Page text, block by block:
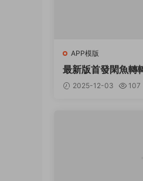
APP模版
最新版首發閑魚轉
2025-12-03 107